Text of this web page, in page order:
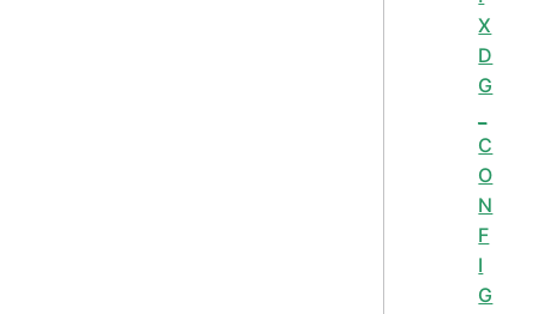
X
D
G
C
O
N
F
I
G